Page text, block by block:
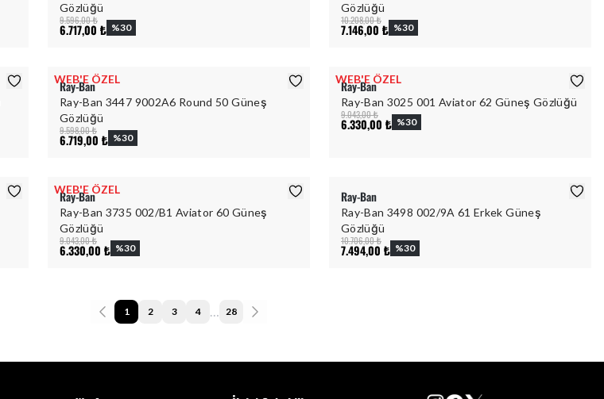
Gözlüğü
9.596,00 ₺
6.717,00 ₺ %30
Gözlüğü
10.208,00 ₺
7.146,00 ₺ %30
WEB'E ÖZEL
Ray-Ban
Ray-Ban 3447 9002A6 Round 50 Güneş
Gözlüğü
9.598,00 ₺
6.719,00 ₺ %30
WEB'E ÖZEL
Ray-Ban
Ray-Ban 3025 001 Aviator 62 Güneş Gözlüğü
9.043,00 ₺
6.330,00 ₺ %30
WEB'E ÖZEL
Ray-Ban
Ray-Ban 3735 002/B1 Aviator 60 Güneş
Gözlüğü
9.043,00 ₺
6.330,00 ₺ %30
Ray-Ban
Ray-Ban 3498 002/9A 61 Erkek Güneş
Gözlüğü
10.706,00 ₺
7.494,00 ₺ %30
1 2 3 4 … 28